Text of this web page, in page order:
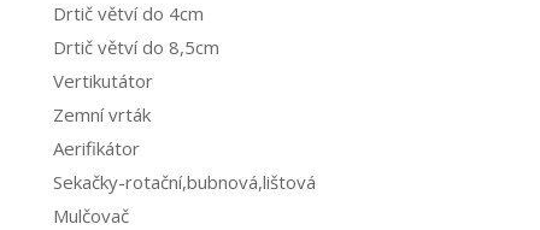
Drtič větví do 4cm
Drtič větví do 8,5cm
Vertikutátor
Zemní vrták
Aerifikátor
Sekačky-rotační,bubnová,lištová
Mulčovač